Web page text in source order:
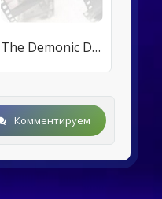
The Demonic Doll
Комментируем